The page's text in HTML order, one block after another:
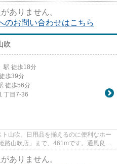
ありません。
のお問い合わせはこちら
吹
」駅 徒歩18分
歩39分
徒歩56分
丁目7-36
山吹。日用品を揃えるのに便利なホー
山吹店」まで、461mです。通風良好
ありません。